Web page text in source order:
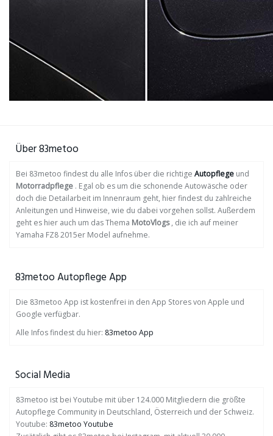
Über 83metoo
Bei 83metoo findest du alle Infos über die richtige Autopflege und
Motorradpflege . Egal ob es um die schonende Autowäsche oder
doch die Detailarbeit im Innenraum geht, hier findest du zahlreiche
Anleitungen und Hinweise, wie du dabei vorgehen sollst. Außerdem
geht es hier auch um das Thema MotoVlogs, die ich auf meiner
Yamaha FZ8 2015er Model aufnehme.
83metoo Autopflege App
Die 83metoo App ist kostenfrei in den App Stores von Apple und
Google verfügbar.
Alle Infos findest du hier: 83metoo App
Social Media
83metoo ist bei Youtube mit über 124.000 Mitgliedern die größte
Autopflege Community in Deutschland, Österreich und der Schweiz.
Youtube: 83metoo Youtube